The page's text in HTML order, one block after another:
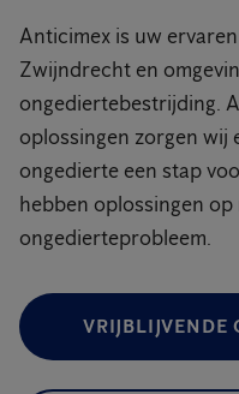
Anticimex is uw
Zwijndrecht en
ongediertebestrijding.
oplossingen zorgen
ongedierte een stap
hebben oplossingen
ongedierteprobleem.
VRIJBLIJVENDE